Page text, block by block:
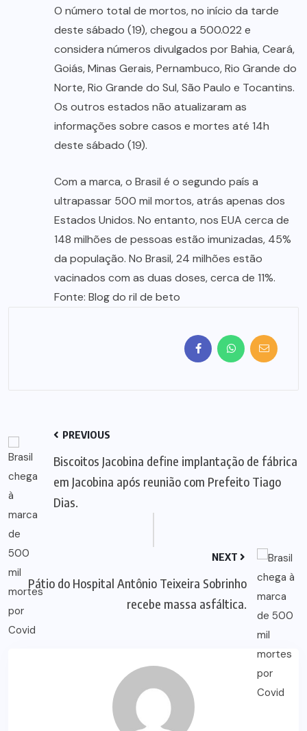
O número total de mortos, no início da tarde
deste sábado (19), chegou a 500.022 e
considera números divulgados por Bahia, Ceará,
Goiás, Minas Gerais, Pernambuco, Rio Grande do
Norte, Rio Grande do Sul, São Paulo e Tocantins.
Os outros estados não atualizaram as
informações sobre casos e mortes até 14h
deste sábado (19).
Com a marca, o Brasil é o segundo país a
ultrapassar 500 mil mortos, atrás apenas dos
Estados Unidos. No entanto, nos EUA cerca de
148 milhões de pessoas estão imunizadas, 45%
da população. No Brasil, 24 milhões estão
vacinados com as duas doses, cerca de 11%.
Fonte: Blog do ril de beto
PREVIOUS
Biscoitos Jacobina define implantação de fábrica
em Jacobina após reunião com Prefeito Tiago
Dias.
NEXT
Pátio do Hospital Antônio Teixeira Sobrinho
recebe massa asfáltica.